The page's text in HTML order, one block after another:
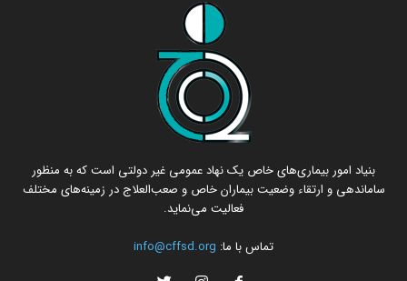
بنیاد امور بیماری‌های خاص یک نهاد عمومی غیر دولتی است که به منظور
ساماندهی و ارتقاء وضعیت بیماران خاص و صعب‌العلاج در زمینه‌های مختلف
فعالیت می‌نماید.
تماس با ما: info@cffsd.org